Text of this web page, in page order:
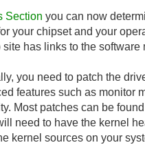
Section you can now
your chipset and your
has links to the software
you need to patch the
features such as monitor
Most patches can be found
need to have the kernel
kernel sources on your